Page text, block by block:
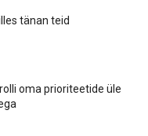
tänan teid
oma prioriteetide üle